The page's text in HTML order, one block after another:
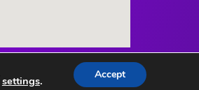
settings. Accept